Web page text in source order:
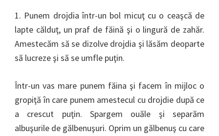
1. Punem drojdia într-un bol micuţ cu o ceaşcă de
lapte călduţ, un praf de făină şi o lingură de zahăr.
Amestecăm să se dizolve drojdia şi lăsăm deoparte
să lucreze şi să se umfle puţin.
Într-un vas mare punem făina şi facem în mijloc o
gropiţă în care punem amestecul cu drojdie după ce
a crescut puţin. Spargem ouăle şi separăm
albuşurile de gălbenuşuri. Oprim un gălbenuş cu care